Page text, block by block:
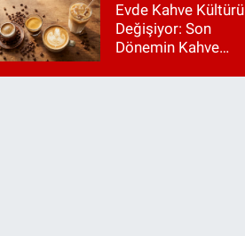
Evde Kahve Kültürü
Değişiyor: Son
Dönemin Kahve